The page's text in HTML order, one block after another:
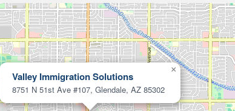
Valley Immigration Solutions
8751 N 51st Ave #107, Glendale, AZ 85302
×